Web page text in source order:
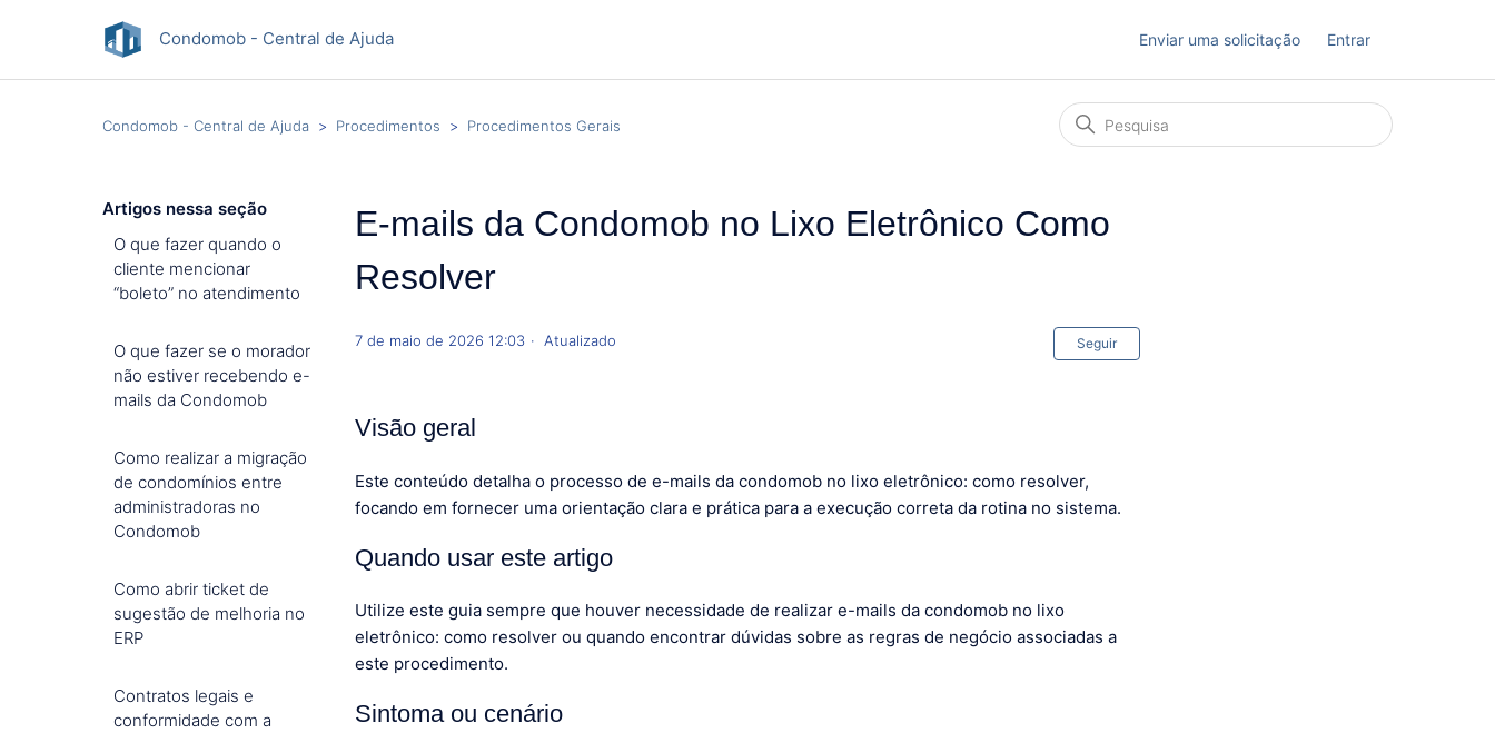
Condomob - Central de Ajuda Enviar uma solicitação Entrar
Condomob - Central de Ajuda Procedimentos Procedimentos Gerais
Artigos nessa seção
O que fazer quando o
cliente mencionar
“boleto” no atendimento
O que fazer se o morador
não estiver recebendo e-
mails da Condomob
Como realizar a migração
de condomínios entre
administradoras no
Condomob
Como abrir ticket de
sugestão de melhoria no
ERP
Contratos legais e
conformidade com a
E-mails da Condomob no Lixo Eletrônico Como
Resolver
7 de maio de 2026 12:03 Atualizado Seguir
Visão geral
Este conteúdo detalha o processo de e-mails da condomob no lixo eletrônico: como resolver,
focando em fornecer uma orientação clara e prática para a execução correta da rotina no sistema.
Quando usar este artigo
Utilize este guia sempre que houver necessidade de realizar e-mails da condomob no lixo
eletrônico: como resolver ou quando encontrar dúvidas sobre as regras de negócio associadas a
este procedimento.
Sintoma ou cenário